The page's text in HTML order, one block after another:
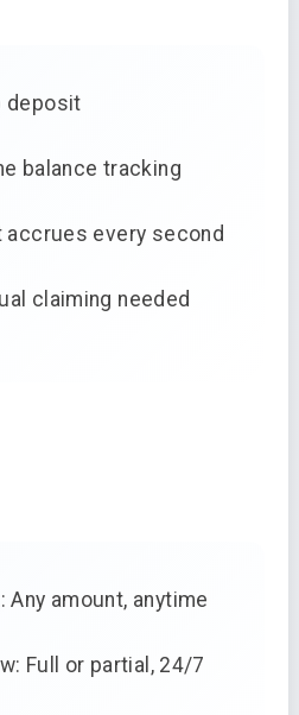
deposit
balance tracking
accrues every second
claiming needed
Any amount, anytime
Full or partial, 24/7